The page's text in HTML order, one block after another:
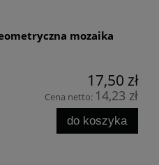
mozaika
17,50 zł
Cena netto: 14,23 zł
do koszyka